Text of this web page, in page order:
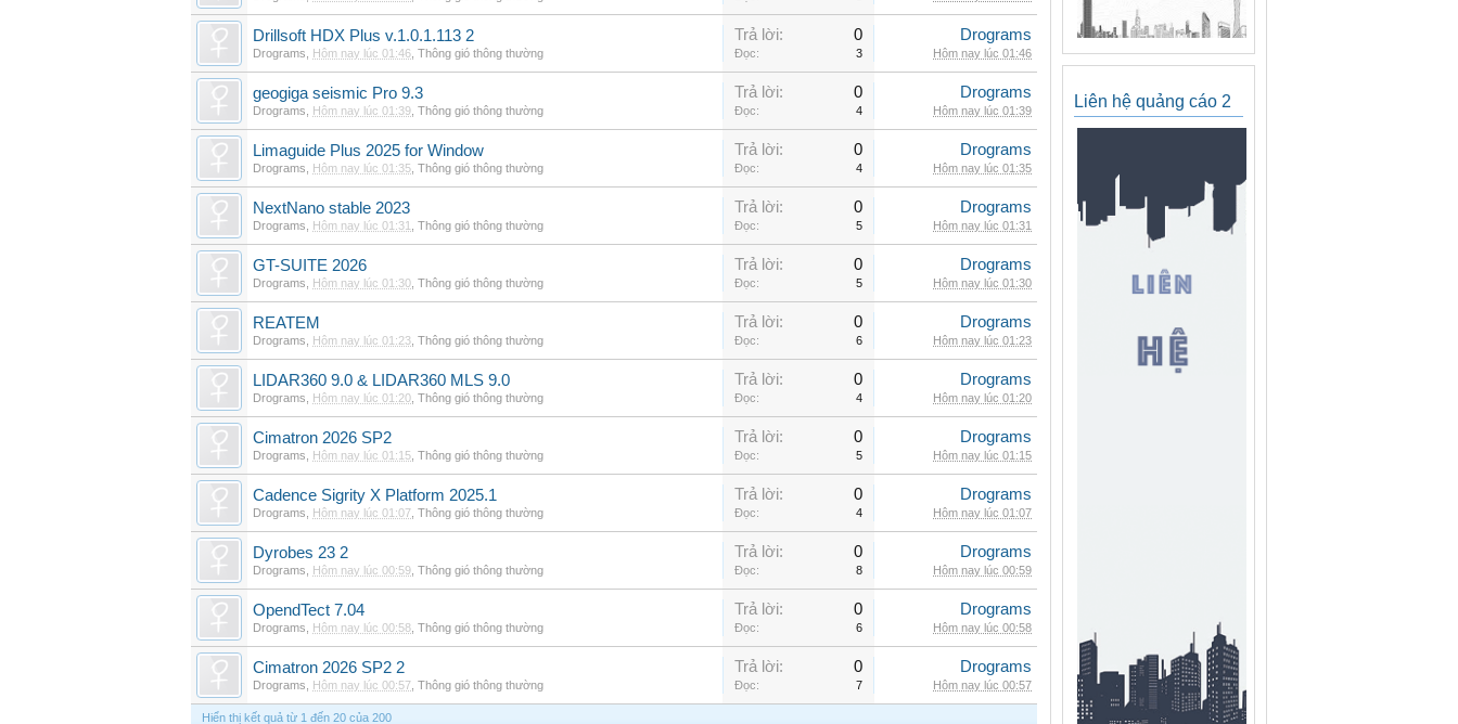
Drillsoft HDX Plus v.1.0.1.113 2
Drograms Hôm nay lúc 01:46 Thông gió thông thường
Trả lời: 0
Đọc: 3
Drograms
Hôm nay lúc 01:46
geogiga seismic Pro 9.3
Drograms Hôm nay lúc 01:39 Thông gió thông thường
Trả lời: 0
Đọc: 4
Drograms
Hôm nay lúc 01:39
Limaguide Plus 2025 for Window
Drograms Hôm nay lúc 01:35 Thông gió thông thường
Trả lời: 0
Đọc: 4
Drograms
Hôm nay lúc 01:35
NextNano stable 2023
Drograms Hôm nay lúc 01:31 Thông gió thông thường
Trả lời: 0
Đọc: 5
Drograms
Hôm nay lúc 01:31
GT-SUITE 2026
Drograms Hôm nay lúc 01:30 Thông gió thông thường
Trả lời: 0
Đọc: 5
Drograms
Hôm nay lúc 01:30
REATEM
Drograms Hôm nay lúc 01:23 Thông gió thông thường
Trả lời: 0
Đọc: 6
Drograms
Hôm nay lúc 01:23
LIDAR360 9.0 & LIDAR360 MLS 9.0
Drograms Hôm nay lúc 01:20 Thông gió thông thường
Trả lời: 0
Đọc: 4
Drograms
Hôm nay lúc 01:20
Cimatron 2026 SP2
Drograms Hôm nay lúc 01:15 Thông gió thông thường
Trả lời: 0
Đọc: 5
Drograms
Hôm nay lúc 01:15
Cadence Sigrity X Platform 2025.1
Drograms Hôm nay lúc 01:07 Thông gió thông thường
Trả lời: 0
Đọc: 4
Drograms
Hôm nay lúc 01:07
Dyrobes 23 2
Drograms Hôm nay lúc 00:59 Thông gió thông thường
Trả lời: 0
Đọc: 8
Drograms
Hôm nay lúc 00:59
OpendTect 7.04
Drograms Hôm nay lúc 00:58 Thông gió thông thường
Trả lời: 0
Đọc: 6
Drograms
Hôm nay lúc 00:58
Cimatron 2026 SP2 2
Drograms Hôm nay lúc 00:57 Thông gió thông thường
Trả lời: 0
Đọc: 7
Drograms
Hôm nay lúc 00:57
Hiển thị kết quả từ 1 đến 20 của 200
Liên hệ quảng cáo 2